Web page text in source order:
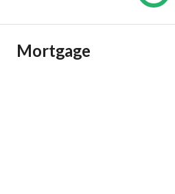
Mortgage